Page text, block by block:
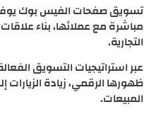
تسويق صفحات الفيس بوك
مباشرة مع عملائها، بناء
التجارية.
عبر استراتيجيات التسويق
ظهورها الرقمي، زيادة
المبيعات.